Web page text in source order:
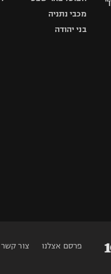
מכבי נתניה
בני יהודה
פרסם אצלנו צור קשר